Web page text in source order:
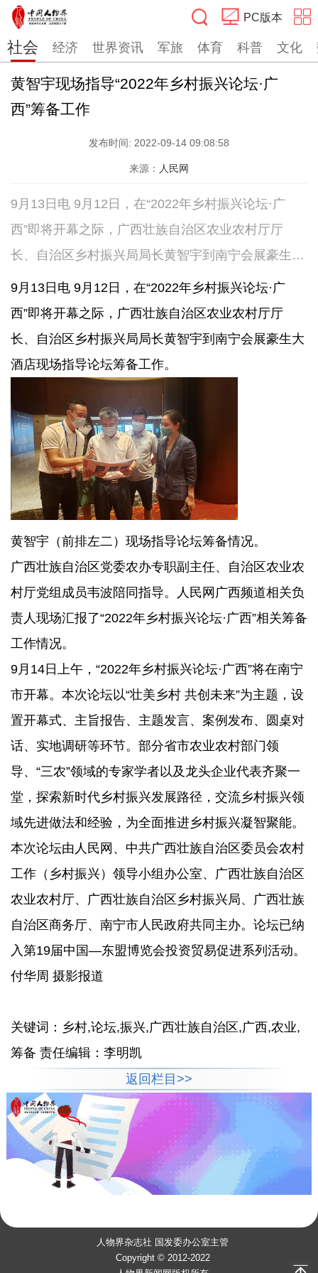
PC版本
搜索
社会 经济 世界资讯 军旅 体育 科普 文化
黄智宇现场指导“2022年乡村振兴论坛·广
西”筹备工作
发布时间: 2022-09-14 09:08:58
来源： 人民网
9月13日电 9月12日，在“2022年乡村振兴论坛·广
西”即将开幕之际，广西壮族自治区农业农村厅厅
长、自治区乡村振兴局局长黄智宇到南宁会展豪生大
酒店现场指导论坛筹备工作。
9月13日电 9月12日，在“2022年乡村振兴论坛·广
西”即将开幕之际，广西壮族自治区农业农村厅厅
长、自治区乡村振兴局局长黄智宇到南宁会展豪生大
酒店现场指导论坛筹备工作。
黄智宇（前排左二）现场指导论坛筹备情况。
广西壮族自治区党委农办专职副主任、自治区农业农
村厅党组成员韦波陪同指导。人民网广西频道相关负
责人现场汇报了“2022年乡村振兴论坛·广西”相关筹备
工作情况。
9月14日上午，“2022年乡村振兴论坛·广西”将在南宁
市开幕。本次论坛以“壮美乡村 共创未来”为主题，设
置开幕式、主旨报告、主题发言、案例发布、圆桌对
话、实地调研等环节。部分省市农业农村部门领
导、“三农”领域的专家学者以及龙头企业代表齐聚一
堂，探索新时代乡村振兴发展路径，交流乡村振兴领
域先进做法和经验，为全面推进乡村振兴凝智聚能。
本次论坛由人民网、中共广西壮族自治区委员会农村
工作（乡村振兴）领导小组办公室、广西壮族自治区
农业农村厅、广西壮族自治区乡村振兴局、广西壮族
自治区商务厅、南宁市人民政府共同主办。论坛已纳
入第19届中国—东盟博览会投资贸易促进系列活动。
付华周 摄影报道
关键词：乡村,论坛,振兴,广西壮族自治区,广西,农业,
筹备 责任编辑：李明凯
返回栏目>>
人物界杂志社 国发委办公室主管
Copyright © 2012-2022